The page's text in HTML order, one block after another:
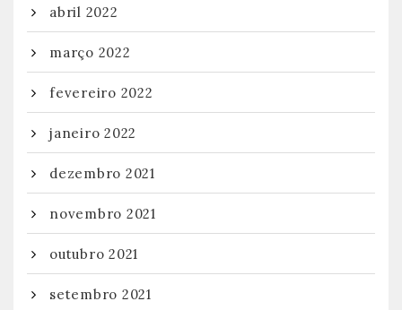
abril 2022
março 2022
fevereiro 2022
janeiro 2022
dezembro 2021
novembro 2021
outubro 2021
setembro 2021